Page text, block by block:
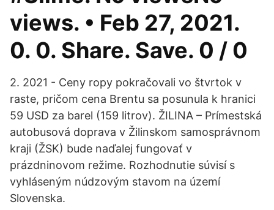
views. • Feb 27, 2021.
0. 0. Share. Save. 0 / 0
2. 2021 - Ceny ropy pokračovali vo štvrtok v
raste, pričom cena Brentu sa posunula k hranici
59 USD za barel (159 litrov). ŽILINA – Prímestská
autobusová doprava v Žilinskom samosprávnom
kraji (ŽSK) bude naďalej fungovať v
prázdninovom režime. Rozhodnutie súvisí s
vyhláseným núdzovým stavom na území
Slovenska.